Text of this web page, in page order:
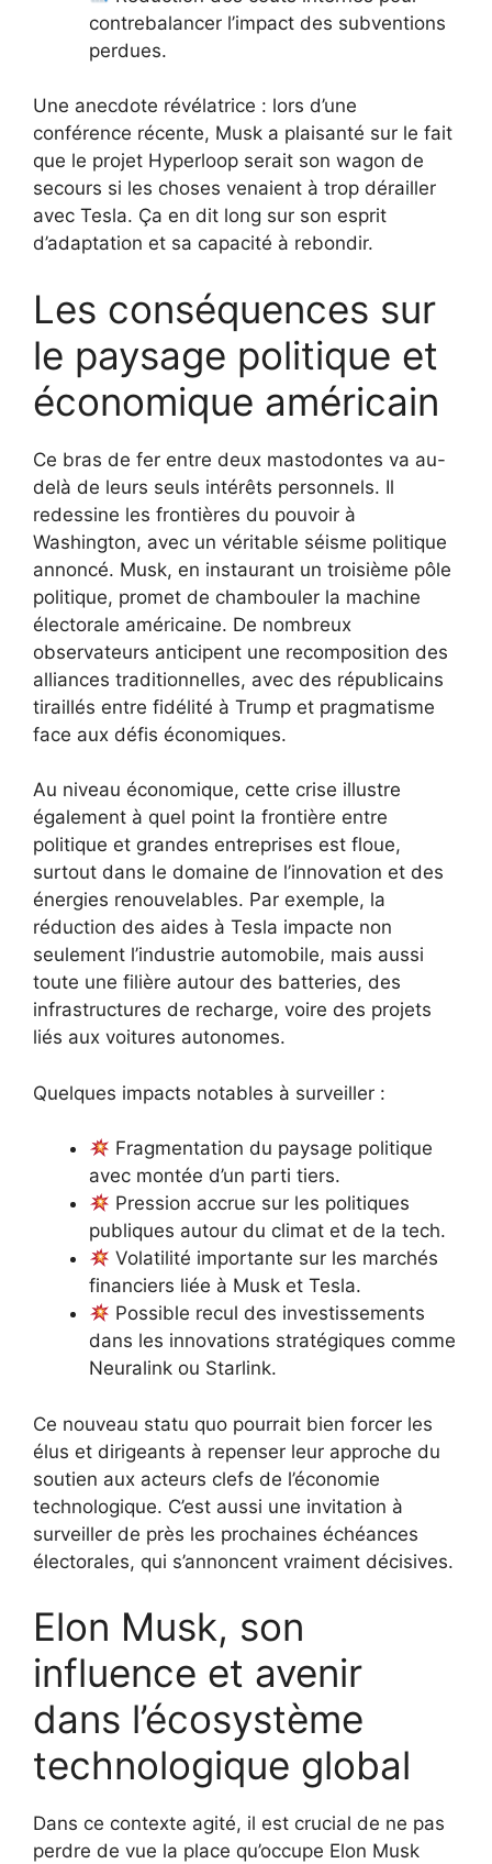
contrebalancer l’impact des subventions
perdues.
Une anecdote révélatrice : lors d’une
conférence récente, Musk a plaisanté sur le fait
que le projet Hyperloop serait son wagon de
secours si les choses venaient à trop dérailler
avec Tesla. Ça en dit long sur son esprit
d’adaptation et sa capacité à rebondir.
Les conséquences sur
le paysage politique et
économique américain
Ce bras de fer entre deux mastodontes va au-
delà de leurs seuls intérêts personnels. Il
redessine les frontières du pouvoir à
Washington, avec un véritable séisme politique
annoncé. Musk, en instaurant un troisième pôle
politique, promet de chambouler la machine
électorale américaine. De nombreux
observateurs anticipent une recomposition des
alliances traditionnelles, avec des républicains
tiraillés entre fidélité à Trump et pragmatisme
face aux défis économiques.
Au niveau économique, cette crise illustre
également à quel point la frontière entre
politique et grandes entreprises est floue,
surtout dans le domaine de l’innovation et des
énergies renouvelables. Par exemple, la
réduction des aides à Tesla impacte non
seulement l’industrie automobile, mais aussi
toute une filière autour des batteries, des
infrastructures de recharge, voire des projets
liés aux voitures autonomes.
Quelques impacts notables à surveiller :
Fragmentation du paysage politique
avec montée d’un parti tiers.
Pression accrue sur les politiques
publiques autour du climat et de la tech.
Volatilité importante sur les marchés
financiers liée à Musk et Tesla.
Possible recul des investissements
dans les innovations stratégiques comme
Neuralink ou Starlink.
Ce nouveau statu quo pourrait bien forcer les
élus et dirigeants à repenser leur approche du
soutien aux acteurs clefs de l’économie
technologique. C’est aussi une invitation à
surveiller de près les prochaines échéances
électorales, qui s’annoncent vraiment décisives.
Elon Musk, son
influence et avenir
dans l’écosystème
technologique global
Dans ce contexte agité, il est crucial de ne pas
perdre de vue la place qu’occupe Elon Musk